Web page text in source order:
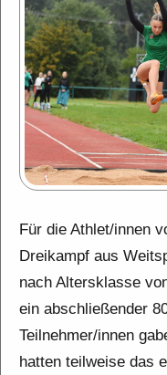
Für die Athlet/innen
Dreikampf aus
nach Altersklasse
ein abschließender
Teilnehmer/innen
hatten teilweise das